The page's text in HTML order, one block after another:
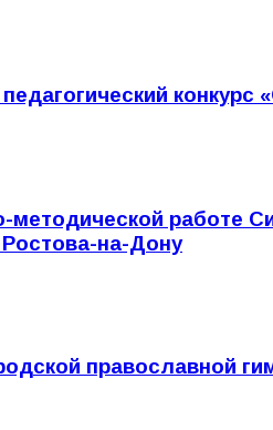
методической работе
на-Дону
православной